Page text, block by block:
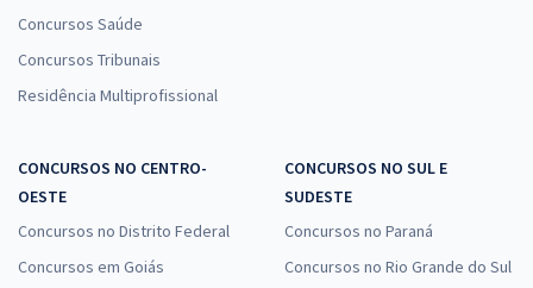
Concursos Saúde
Concursos Tribunais
Residência Multiprofissional
CONCURSOS NO CENTRO-
OESTE
Concursos no Distrito Federal
Concursos em Goiás
CONCURSOS NO SUL E
SUDESTE
Concursos no Paraná
Concursos no Rio Grande do Sul